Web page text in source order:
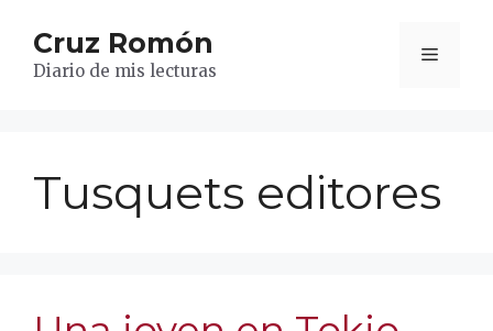
contenido
Cruz Romón
Diario de mis lecturas
Menú
Tusquets editores